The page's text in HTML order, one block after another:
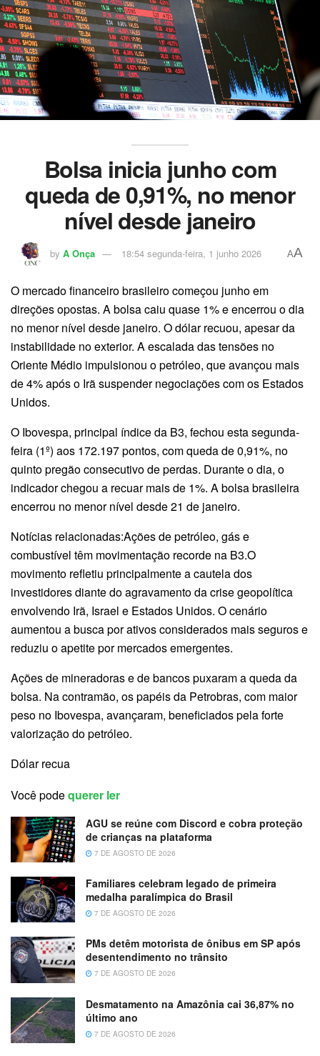
Bolsa inicia junho com
queda de 0,91%, no menor
nível desde janeiro
by A Onça 18:54 segunda-feira, 1 junho 2026 AA
O mercado financeiro brasileiro começou junho em
direções opostas. A bolsa caiu quase 1% e encerrou o dia
no menor nível desde janeiro. O dólar recuou, apesar da
instabilidade no exterior. A escalada das tensões no
Oriente Médio impulsionou o petróleo, que avançou mais
de 4% após o Irã suspender negociações com os Estados
Unidos.
O Ibovespa, principal índice da B3, fechou esta segunda-
feira (1º) aos 172.197 pontos, com queda de 0,91%, no
quinto pregão consecutivo de perdas. Durante o dia, o
indicador chegou a recuar mais de 1%. A bolsa brasileira
encerrou no menor nível desde 21 de janeiro.
Notícias relacionadas:Ações de petróleo, gás e
combustível têm movimentação recorde na B3.O
movimento refletiu principalmente a cautela dos
investidores diante do agravamento da crise geopolítica
envolvendo Irã, Israel e Estados Unidos. O cenário
aumentou a busca por ativos considerados mais seguros e
reduziu o apetite por mercados emergentes.
Ações de mineradoras e de bancos puxaram a queda da
bolsa. Na contramão, os papéis da Petrobras, com maior
peso no Ibovespa, avançaram, beneficiados pela forte
valorização do petróleo.
Dólar recua
Você podequerer ler
AGU se reúne com Discord e cobra proteção
de crianças na plataforma
7 DE AGOSTO DE 2026
Familiares celebram legado de primeira
medalha paralímpica do Brasil
7 DE AGOSTO DE 2026
PMs detêm motorista de ônibus em SP após
desentendimento no trânsito
7 DE AGOSTO DE 2026
Desmatamento na Amazônia cai 36,87% no
último ano
7 DE AGOSTO DE 2026